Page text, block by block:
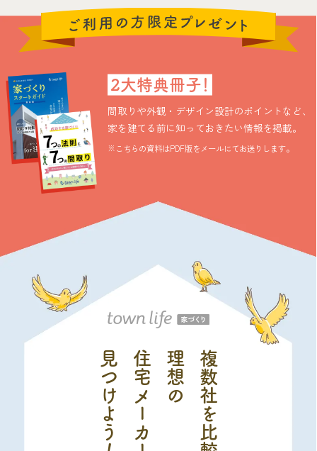
2大特典冊子！
間取りや外観・デザイン設計のポイントなど、
家を建てる前に知っておきたい情報を掲載。
※こちらの資料はPDF版をメールにてお送りします。
理想の
住宅メーカーを
見つ
け
よう